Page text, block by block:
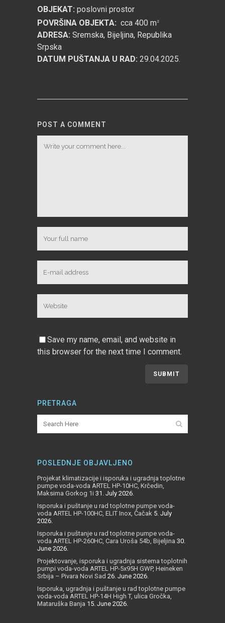
OBJEKAT: poslovni prostor
POVRŠINA OBJEKTA: cca 400 m 2
ADRESA: Sremska, Bijeljina, Republika
Srpska
DATUM PUŠTANJA U RAD: 29.04.2025.
POST A COMMENT
Save my name, email, and website in
this browser for the next time I comment.
PRETRAGA
POSLEDNJE OBJAVLJENO
Projekat klimatizacije i isporuka i ugradnja toplotne
pumpe voda-voda ARTEL HP-10HC, Krčedin,
Maksima Gorkog 1i 31. July 2026.
Isporuka i puštanje u rad toplotne pumpe voda-
voda ARTEL HP-100HC, ELIT Inox, Čačak 5. July
2026.
Isporuka i puštanje u rad toplotne pumpe voda-
voda ARTEL HP-260HC, Cara Uroša 54b, Bijeljina 30.
June 2026.
Projektovanje, isporuka i ugradnja sistema toplotnih
pumpi voda-voda ARTEL HP-5x95H GWP, Heineken
Srbija – Pivara Novi Sad 26. June 2026.
Isporuka, ugradnja i puštanje u rad toplotne pumpe
voda-voda ARTEL HP-14H High T, ulica Gročka,
Mataruška Banja 15. June 2026.